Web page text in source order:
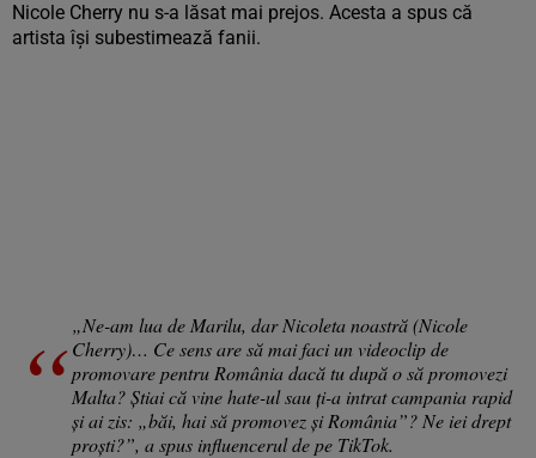
Nicole Cherry nu s-a lăsat mai prejos. Acesta a spus că
artista își subestimează fanii.
„Ne-am lua de Marilu, dar Nicoleta noastră (Nicole
Cherry)… Ce sens are să mai faci un videoclip de
promovare pentru România dacă tu după o să promovezi
Malta? Știai că vine hate-ul sau ți-a intrat campania rapid
și ai zis: „băi, hai să promovez și România”? Ne iei drept
proști?”, a spus influencerul de pe TikTok.